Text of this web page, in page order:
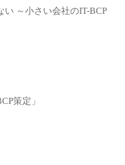
～小さい会社のIT-BCP
策定」